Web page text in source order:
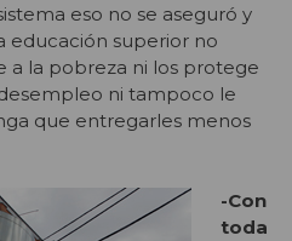
eso no se aseguró y
educación superior no
a la pobreza ni los protege
ni tampoco le
que entregarles menos
-Con
toda